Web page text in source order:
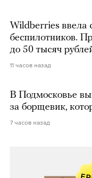
Wildberries ввела
беспилотников.
до 50 тысяч
11 часов назад
В Подмосковье
за борщевик,
7 часов назад